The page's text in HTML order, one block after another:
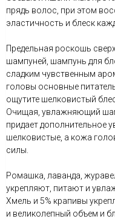
прядь волос, при этом
эластичность и блеск
Предельная роскошь
шампуней, шампунь для
сладким чувственным
головы основные
ощутите шелковистый
Очищая, увлажняющий
придает дополнительное
шелковистые, а кожа
силы.
Ромашка, лаванда,
укрепляют, питают и
Хмель и 5% крапивы
и великолепный объем и